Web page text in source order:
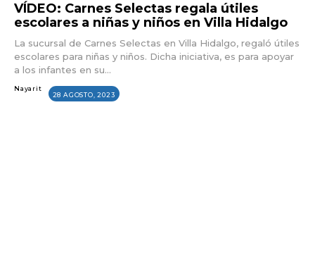
VÍDEO: Carnes Selectas regala útiles
escolares a niñas y niños en Villa Hidalgo
La sucursal de Carnes Selectas en Villa Hidalgo, regaló útiles
escolares para niñas y niños. Dicha iniciativa, es para apoyar
a los infantes en su...
Nayarit
28 AGOSTO, 2023